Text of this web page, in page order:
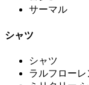
サーマル
シャツ
シャツ
ラルフローレ